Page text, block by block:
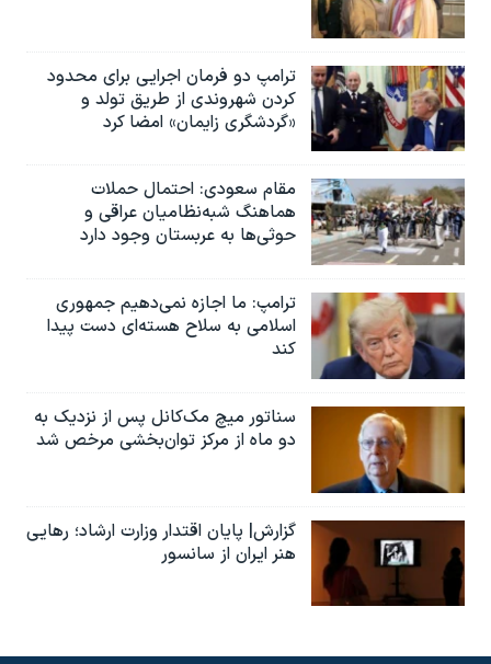
ترامپ دو فرمان اجرایی برای محدود
کردن شهروندی از طریق تولد و
«گردشگری زایمان» امضا کرد
مقام سعودی: احتمال حملات
هماهنگ شبه‌نظامیان عراقی و
حوثی‌ها به عربستان وجود دارد
ترامپ: ما اجازه نمی‌دهیم جمهوری
اسلامی به سلاح هسته‌ای دست پیدا
کند
سناتور میچ مک‌کانل پس از نزدیک به
دو ماه از مرکز توان‌بخشی مرخص شد
گزارش| پایان اقتدار وزارت ارشاد؛ رهایی
هنر ایران از سانسور